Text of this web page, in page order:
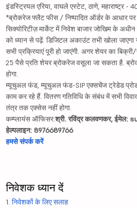
इंडस्ट्रियल एरिया, वाघले एस्टेट, ठाणे, महाराष्ट्र -
*ब्रोकरेज फ्लैट फीस / निष्पादित ऑर्डर के आधार पर
सिक्योरिटीज़ मार्केट में निवेश बाजार जोखिम के
को ध्यान से पढ़ें. डिजिटल अकाउंट तभी खोला
सभी प्रक्रियाएं पूरी हो जाएंगी. अगर शेयर का
25 पैसे प्रति शेयर ब्रोकरेज वसूला जा सकता है.
होगा.
म्यूचुअल फंड, म्यूचुअल फंड-SIP एक्सचेंज ट्रेडेड
काम कर रहे हैं. वितरण गतिविधि के संबंध में सभी
तंत्र तक एक्सेस नहीं होगा.
कम्प्लायंस ऑफिसर:श्री. रविंद्र कलवणकर, ईमेल:
हेल्पलाइन: 8976689766
हमसे संपर्क करें
निवेशक ध्यान दें
1. निवेशकों के लिए सलाह